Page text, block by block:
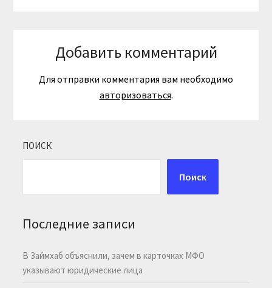
Добавить комментарий
Для отправки комментария вам необходимо
авторизоваться.
ПОИСК
Поиск
Последние записи
В Займхаб объяснили, зачем в карточках МФО
указывают юридические лица